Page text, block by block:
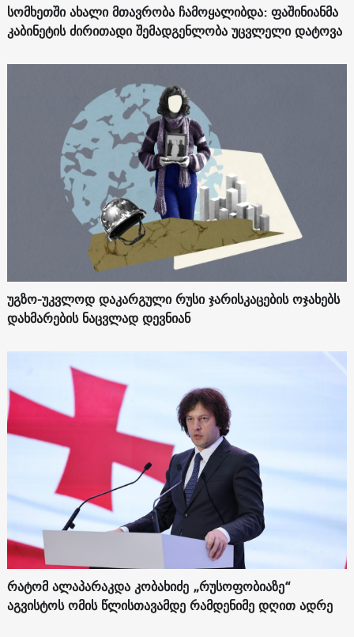
სომხეთში ახალი მთავრობა ჩამოყალიბდა: ფაშინიანმა
კაბინეტის ძირითადი შემადგენლობა უცვლელი დატოვა
უგზო-უკვლოდ დაკარგული რუსი ჯარისკაცების ოჯახებს
დახმარების ნაცვლად დევნიან
რატომ ალაპარაკდა კობახიძე „რუსოფობიაზე“
აგვისტოს ომის წლისთავამდე რამდენიმე დღით ადრე